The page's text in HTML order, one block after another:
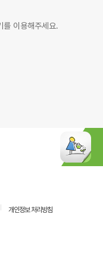
를 이용해주세요.
개인정보 처리방침